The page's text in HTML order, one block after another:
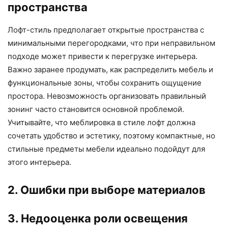
пространства
Лофт-стиль предполагает открытые пространства с
минимальными перегородками, что при неправильном
подходе может привести к перегрузке интерьера.
Важно заранее продумать, как распределить мебель и
функциональные зоны, чтобы сохранить ощущение
простора. Невозможность организовать правильный
зонинг часто становится основной проблемой.
Учитывайте, что меблировка в стиле лофт должна
сочетать удобство и эстетику, поэтому компактные, но
стильные предметы мебели идеально подойдут для
этого интерьера.
2. Ошибки при выборе материалов
3. Недооценка роли освещения